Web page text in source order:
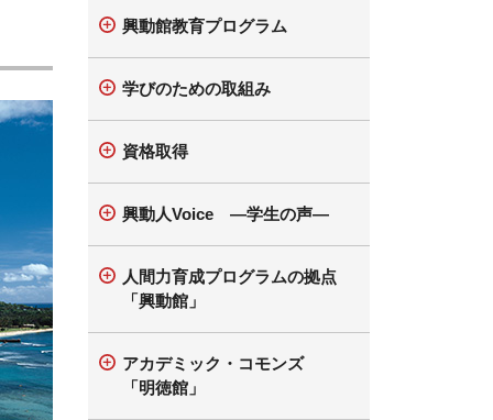
興動館教育プログラム
学びのための取組み
資格取得
興動人Voice —学生の声—
人間力育成プログラムの拠点
「興動館」
アカデミック・コモンズ
「明徳館」